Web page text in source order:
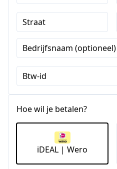
Straat
Bedrijfsnaam (optioneel)
Btw-id
Hoe wil je betalen?
iDEAL | Wero